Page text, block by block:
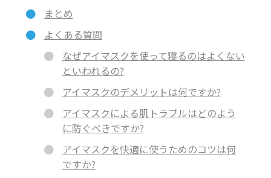
まとめ
よくある質問
なぜアイマスクを使って寝るのはよくない
といわれるの?
アイマスクのデメリットは何ですか?
アイマスクによる肌トラブルはどのよう
に防ぐべきですか?
アイマスクを快適に使うためのコツは何
ですか?